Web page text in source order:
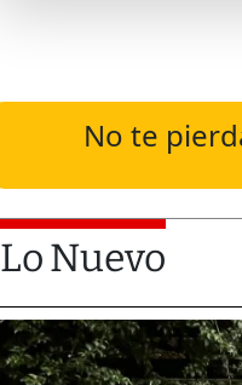
No te
Lo Nuevo